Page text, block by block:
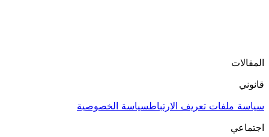
المقالات
قانوني
سياسة ملفات تعريف الارتباطسياسة الخصوصية
اجتماعي